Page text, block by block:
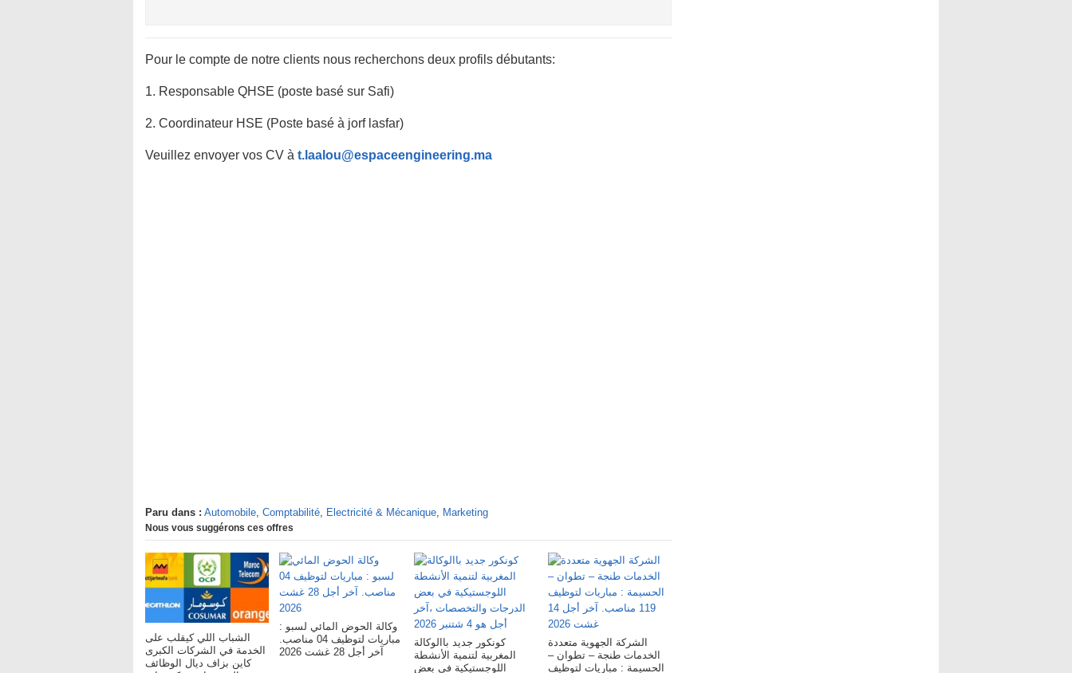
Pour le compte de notre clients nous recherchons deux profils débutants:
1. Responsable QHSE (poste basé sur Safi)
2. Coordinateur HSE (Poste basé à jorf lasfar)
Veuillez envoyer vos CV à t.laalou@espaceengineering.ma
Paru dans : Automobile, Comptabilité, Electricité & Mécanique, Marketing
Nous vous suggérons ces offres
الشباب اللي كيقلب على
الخدمة في الشركات الكبرى
كاين بزاف ديال الوظائف
وكالة الحوض المائي لسبو :
مباريات لتوظيف 04 مناصب.
آخر أجل 28 غشت 2026
كونكور جديد باالوكالة
المغربية لتنمية الأنشطة
اللوجستيكية في بعض
الشركة الجهوية متعددة
الخدمات طنجة – تطوان –
الحسيمة : مباريات لتوظيف